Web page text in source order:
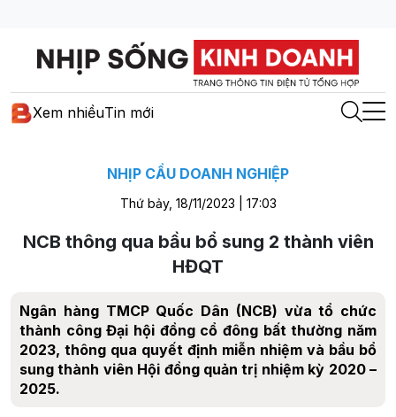
Xem nhiềuTin mới
NHỊP CẦU DOANH NGHIỆP
Thứ bảy, 18/11/2023 | 17:03
NCB thông qua bầu bổ sung 2 thành viên
HĐQT
Ngân hàng TMCP Quốc Dân (NCB) vừa tổ chức
thành công Đại hội đồng cổ đông bất thường năm
2023, thông qua quyết định miễn nhiệm và bầu bổ
sung thành viên Hội đồng quản trị nhiệm kỳ 2020 –
2025.